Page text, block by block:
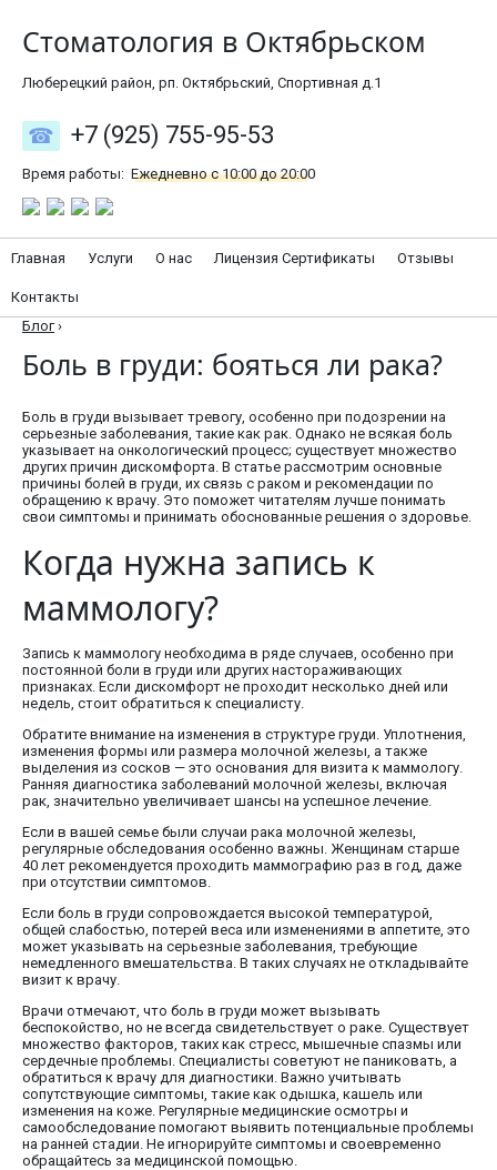
Стоматология в Октябрьском
Люберецкий район, рп. Октябрьский, Спортивная д.1
+7 (925) 755-95-53
Время работы: Ежедневно с 10:00 до 20:00
Главная Услуги О нас Лицензия Сертификаты Отзывы
Контакты
Блог ›
Боль в груди: бояться ли рака?
Боль в груди вызывает тревогу, особенно при подозрении на
серьезные заболевания, такие как рак. Однако не всякая боль
указывает на онкологический процесс; существует множество
других причин дискомфорта. В статье рассмотрим основные
причины болей в груди, их связь с раком и рекомендации по
обращению к врачу. Это поможет читателям лучше понимать
свои симптомы и принимать обоснованные решения о здоровье.
Когда нужна запись к
маммологу?
Запись к маммологу необходима в ряде случаев, особенно при
постоянной боли в груди или других настораживающих
признаках. Если дискомфорт не проходит несколько дней или
недель, стоит обратиться к специалисту.
Обратите внимание на изменения в структуре груди. Уплотнения,
изменения формы или размера молочной железы, а также
выделения из сосков — это основания для визита к маммологу.
Ранняя диагностика заболеваний молочной железы, включая
рак, значительно увеличивает шансы на успешное лечение.
Если в вашей семье были случаи рака молочной железы,
регулярные обследования особенно важны. Женщинам старше
40 лет рекомендуется проходить маммографию раз в год, даже
при отсутствии симптомов.
Если боль в груди сопровождается высокой температурой,
общей слабостью, потерей веса или изменениями в аппетите, это
может указывать на серьезные заболевания, требующие
немедленного вмешательства. В таких случаях не откладывайте
визит к врачу.
Врачи отмечают, что боль в груди может вызывать
беспокойство, но не всегда свидетельствует о раке. Существует
множество факторов, таких как стресс, мышечные спазмы или
сердечные проблемы. Специалисты советуют не паниковать, а
обратиться к врачу для диагностики. Важно учитывать
сопутствующие симптомы, такие как одышка, кашель или
изменения на коже. Регулярные медицинские осмотры и
самообследование помогают выявить потенциальные проблемы
на ранней стадии. Не игнорируйте симптомы и своевременно
обращайтесь за медицинской помощью.